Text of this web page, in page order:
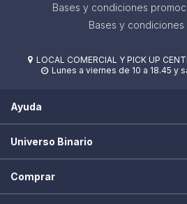
Bases y condiciones
Bases y condiciones
 LOCAL COMERCIAL Y PICK UP
 Lunes a viernes de 10 a 18.45 y
Ayuda
Universo Binario
Comprar